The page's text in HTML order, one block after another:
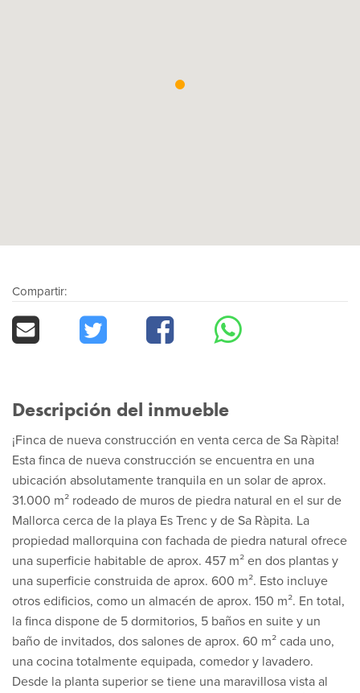
Compartir:
Descripción del inmueble
¡Finca de nueva construcción en venta cerca de Sa Ràpita!
Esta finca de nueva construcción se encuentra en una
ubicación absolutamente tranquila en un solar de aprox.
31.000 m² rodeado de muros de piedra natural en el sur de
Mallorca cerca de la playa Es Trenc y de Sa Ràpita. La
propiedad mallorquina con fachada de piedra natural ofrece
una superficie habitable de aprox. 457 m² en dos plantas y
una superficie construida de aprox. 600 m². Esto incluye
otros edificios, como un almacén de aprox. 150 m². En total,
la finca dispone de 5 dormitorios, 5 baños en suite y un
baño de invitados, dos salones de aprox. 60 m² cada uno,
una cocina totalmente equipada, comedor y lavadero.
Desde la planta superior se tiene una maravillosa vista al